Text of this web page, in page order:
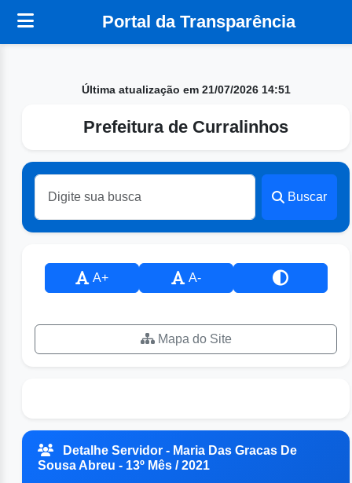
Portal da Transparência
Última atualização em 21/07/2026 14:51
Prefeitura de Curralinhos
Buscar
A+ A-
Mapa do Site
Detalhe Servidor - Maria Das Gracas De
Sousa Abreu - 13º Mês / 2021